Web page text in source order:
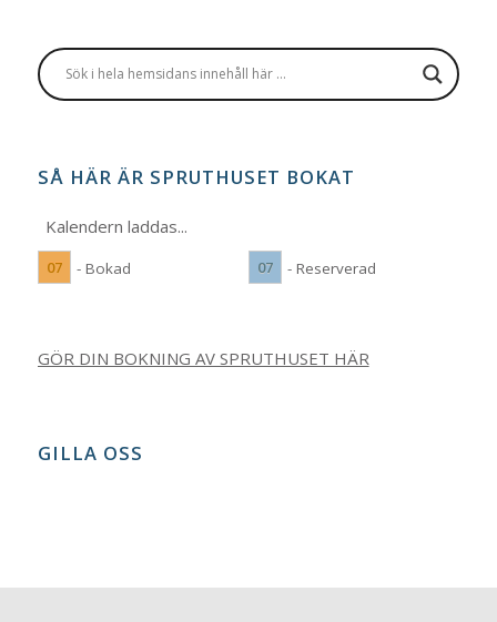
SÅ HÄR ÄR SPRUTHUSET BOKAT
Kalendern laddas...
07 - Bokad 07 - Reserverad
GÖR DIN BOKNING AV SPRUTHUSET HÄR
GILLA OSS